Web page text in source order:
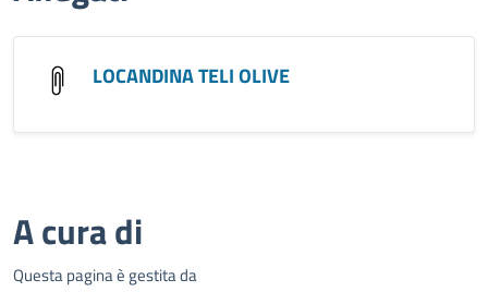
LOCANDINA TELI OLIVE
A cura di
Questa pagina è gestita da